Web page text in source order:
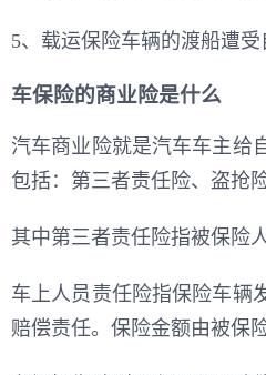
5、载运保险车辆的渡船遭受
车保险的商业险是什么
汽车商业险就是汽车车主给
包括：第三者责任险、盗抢
其中第三者责任险指被保险
车上人员责任险指保险车辆
赔偿责任。保险金额由被保